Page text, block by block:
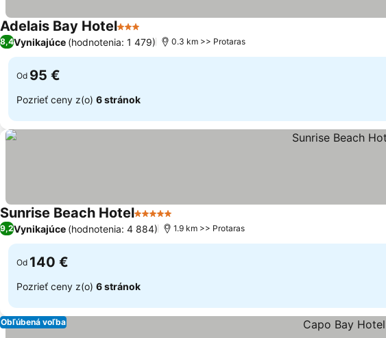
Adelais Bay Hotel3 Počet hviezdičiek
8,4Vynikajúce (hodnotenia: 1 479) 0.3 km >> Protaras
Od 95 €
Pozrieť ceny z(o) 6 stránok
Sunrise Beach Hotel5 Počet hviezdičiek
9,2Vynikajúce (hodnotenia: 4 884) 1.9 km >> Protaras
Od 140 €
Pozrieť ceny z(o) 6 stránok
Obľúbená voľba